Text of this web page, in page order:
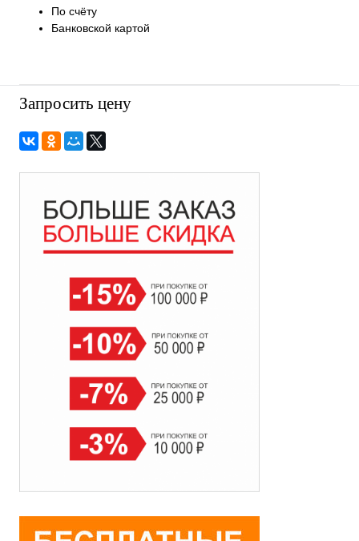
По счёту
Банковской картой
Запросить цену